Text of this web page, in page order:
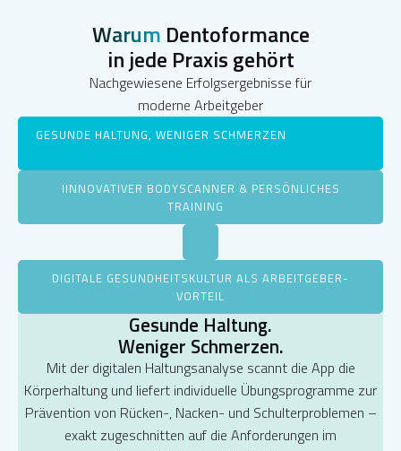
Warum Dentoformance
in jede Praxis gehört
Nachgewiesene Erfolgsergebnisse für
moderne Arbeitgeber
GESUNDE HALTUNG, WENIGER SCHMERZEN
IINNOVATIVER BODYSCANNER & PERSÖNLICHES
TRAINING
DIGITALE GESUNDHEITSKULTUR ALS ARBEITGEBER-
VORTEIL
Gesunde Haltung.
Weniger Schmerzen.
Mit der digitalen Haltungsanalyse scannt die App die
Körperhaltung und liefert individuelle Übungsprogramme zur
Prävention von Rücken-, Nacken- und Schulterproblemen –
exakt zugeschnitten auf die Anforderungen im